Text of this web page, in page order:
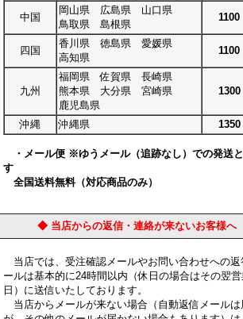
中国
岡山県 広島県 山口県
鳥取県 島根県
1100
四国
香川県 徳島県 愛媛県
高知県
1100
九州
福岡県 佐賀県 長崎県
熊本県 大分県 宮崎県
鹿児島県
1300
沖縄 沖縄県 1350
・メール便 ※ゆうメール（追跡なし）での発送
す
全国送料無料（対応商品のみ）
◆ 当店からの返信・連絡が来ないお客様へ
当店では、受注確認メールやお問い合わせへの返
ールは基本的に24時間以内（休日の場合はその翌
日）に送信いたしております。
当店からメールが来ない場合（自動返信メールは